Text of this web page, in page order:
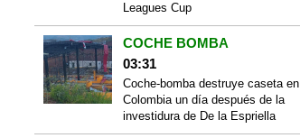
Leagues Cup
COCHE BOMBA
03:31
Coche-bomba destruye caseta en
Colombia un día después de la
investidura de De la Espriella